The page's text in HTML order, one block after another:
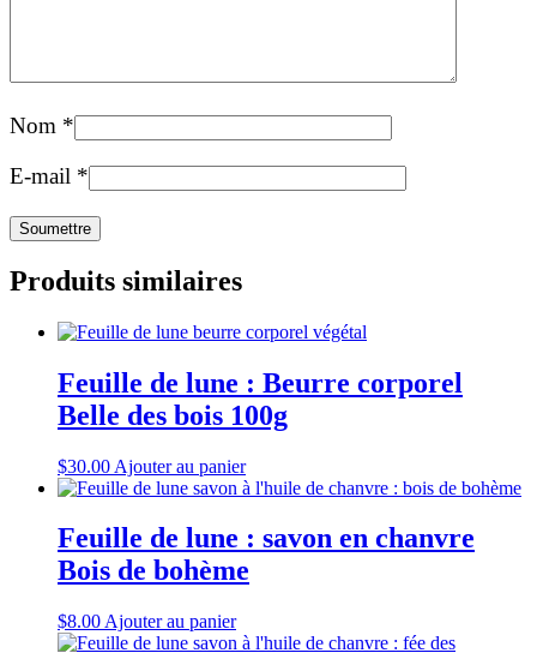
Nom *
E-mail *
Produits similaires
Feuille de lune : Beurre corporel
Belle des bois 100g
$30.00 Ajouter au panier
Feuille de lune : savon en chanvre
Bois de bohème
$8.00 Ajouter au panier